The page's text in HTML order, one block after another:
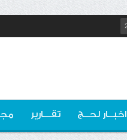
اخبــار لحــج تقـــارير